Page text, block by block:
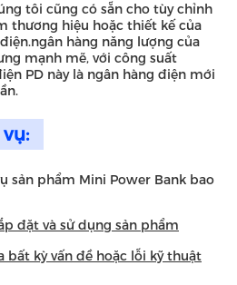
tôi cũng có sẵn cho tùy chỉnh
thương hiệu hoặc thiết kế của
hàng năng lượng của
mạnh mẽ, với công suất
PD này là ngân hàng điện mới
sản phẩm Mini Power Bank bao
đặt và sử dụng sản phẩm
bất kỳ vấn đề hoặc lỗi kỹ thuật